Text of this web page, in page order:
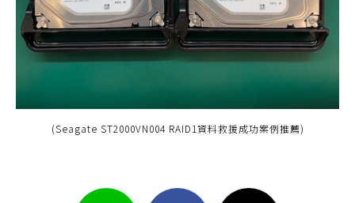
(Seagate ST2000VN004 RAID1資料救援成功案例推薦)